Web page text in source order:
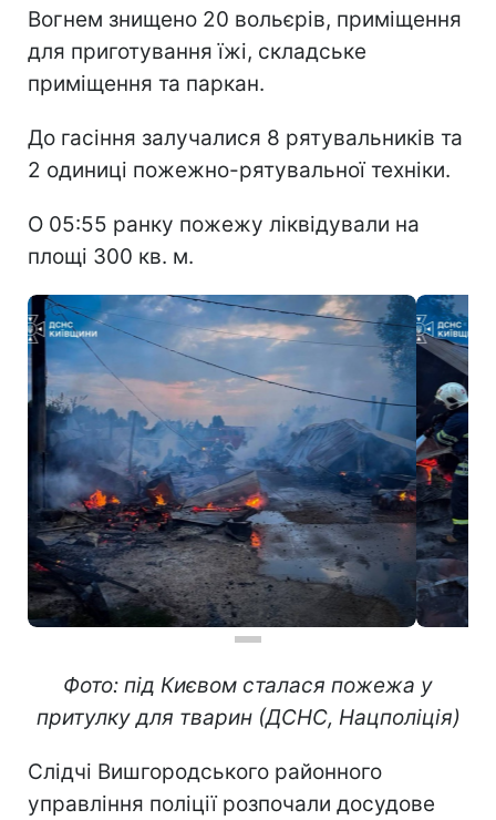
Вогнем знищено 20 вольєрів, приміщення
для приготування їжі, складське
приміщення та паркан.
До гасіння залучалися 8 рятувальників та
2 одиниці пожежно-рятувальної техніки.
О 05:55 ранку пожежу ліквідували на
площі 300 кв. м.
Фото: під Києвом сталася пожежа у
притулку для тварин (ДСНС, Нацполіція)
Слідчі Вишгородського районного
управління поліції розпочали досудове